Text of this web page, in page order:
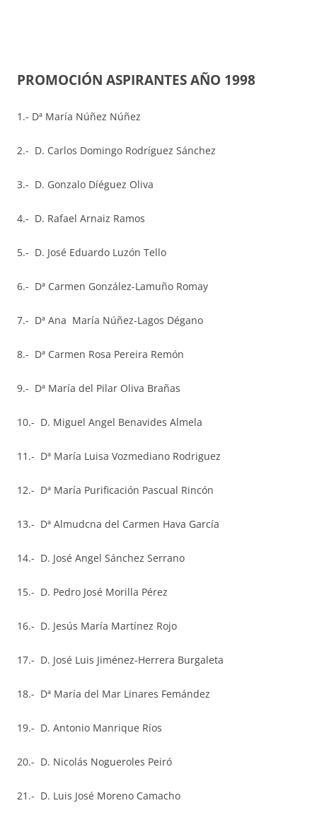
PROMOCIÓN ASPIRANTES AÑO 1998
1.- Dª María Núñez Núñez
2.- D. Carlos Domingo Rodríguez Sánchez
3.- D. Gonzalo Díéguez Oliva
4.- D. Rafael Arnaiz Ramos
5.- D. José Eduardo Luzón Tello
6.- Dª Carmen González-Lamuño Romay
7.- Dª Ana María Núñez-Lagos Dégano
8.- Dª Carmen Rosa Pereira Remón
9.- Dª María del Pilar Oliva Brañas
10.- D. Miguel Angel Benavides Almela
11.- Dª María Luisa Vozmediano Rodriguez
12.- Dª María Purificación Pascual Rincón
13.- Dª Almudcna del Carmen Hava García
14.- D. José Angel Sánchez Serrano
15.- D. Pedro José Morilla Pérez
16.- D. Jesús María Martínez Rojo
17.- D. José Luis Jiménez-Herrera Burgaleta
18.- Dª María del Mar Linares Femández
19.- D. Antonio Manrique Ríos
20.- D. Nicolás Nogueroles Peiró
21.- D. Luis José Moreno Camacho